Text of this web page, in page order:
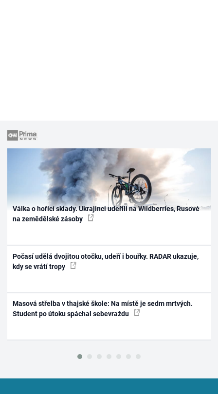
Válka o hořící sklady. Ukrajinci udeřili na Wildberries, Rusové
na zemědělské zásoby
Počasí udělá dvojitou otočku, udeří i bouřky. RADAR ukazuje,
kdy se vrátí tropy
Masová střelba v thajské škole: Na místě je sedm mrtvých.
Student po útoku spáchal sebevraždu